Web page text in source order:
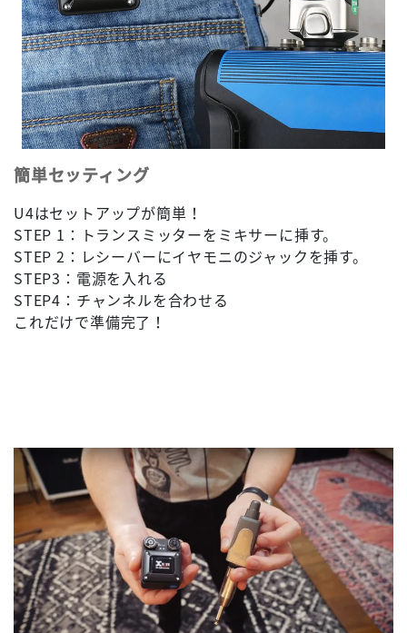
簡単セッティング
U4はセットアップが簡単！
STEP 1：トランスミッターをミキサーに挿す。
STEP 2：レシーバーにイヤモニのジャックを挿す。
STEP3：電源を入れる
STEP4：チャンネルを合わせる
これだけで準備完了！